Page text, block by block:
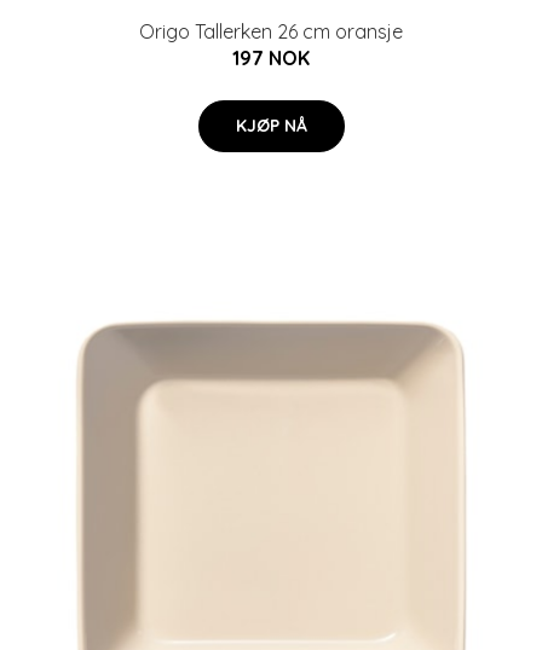
Origo Tallerken 26 cm oransje
197 NOK
KJØP NÅ